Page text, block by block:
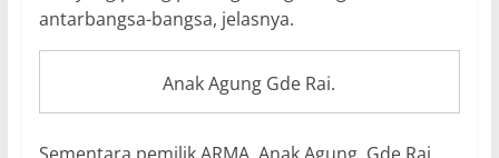
antarbangsa-bangsa, jelasnya.
Anak Agung Gde Rai.